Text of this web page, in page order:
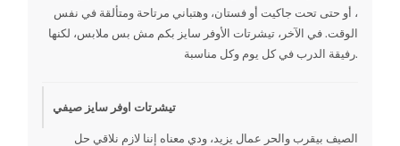
، أو حتى تحت جاكيت أو فستان، وهتباني مرتاحة ومتألقة في نفس
الوقت. في الآخر، تيشرتات الأوفر سايز بكم مش بس ملابس، لكنها
رفيقة الدرب في كل يوم وكل مناسبة.
تيشرتات اوفر سايز صيفي
الصيف بيقرب والحر عمال يزيد، ودي معناه إننا لازم نلاقي حل